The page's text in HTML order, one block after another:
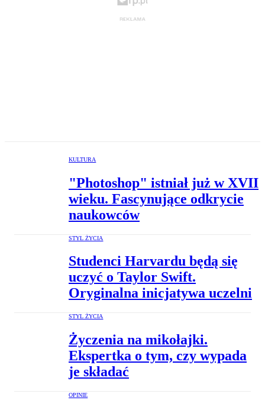
KULTURA
"Photoshop" istniał już w XVII
wieku. Fascynujące odkrycie
naukowców
STYL ŻYCIA
Studenci Harvardu będą się
uczyć o Taylor Swift.
Oryginalna inicjatywa uczelni
STYL ŻYCIA
Życzenia na mikołajki.
Ekspertka o tym, czy wypada
je składać
OPINIE